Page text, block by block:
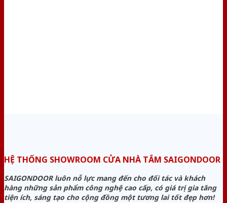
HỆ THỐNG SHOWROOM CỬA NHÀ TẮM SAIGONDOOR
SAIGONDOOR luôn nỗ lực mang đến cho đối tác và khách
hàng những sản phẩm công nghệ cao cấp, có giá trị gia tăng
tiện ích, sáng tạo cho cộng đồng một tương lai tốt đẹp hơn!